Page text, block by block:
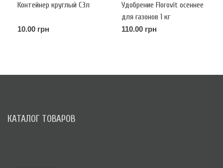
Контейнер круглый С3л
10.00 грн
Удобрение Florovit осеннее
для газонов 1 кг
110.00 грн
КАТАЛОГ ТОВАРОВ